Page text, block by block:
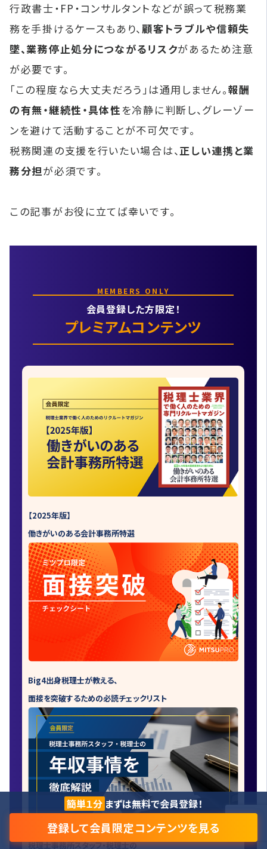
行政書士・FP・コンサルタントなどが誤って税務業
務を手掛けるケースもあり、顧客トラブルや信頼失
墜、業務停止処分につながるリスクがあるため注意
が必要です。
「この程度なら大丈夫だろう」は通用しません。報酬
の有無・継続性・具体性を冷静に判断し、グレーゾー
ンを避けて活動することが不可欠です。
税務関連の支援を行いたい場合は、正しい連携と業
務分担が必須です。
この記事がお役に立てば幸いです。
簡単１分 まずは無料で会員登録！
登録して会員限定コンテンツを見る
MEMBERS ONLY
会員登録した方限定！
プレミアムコンテンツ
【2025年版】
働きがいのある会計事務所特選
Big4出身税理士が教える、
面接を突破するための必読チェックリスト
税理士事務所スタッフ・税理士の